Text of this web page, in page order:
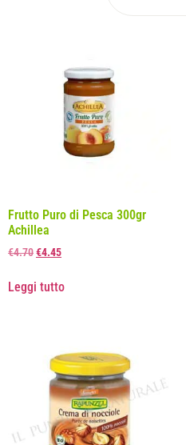
Frutto Puro di Pesca 300gr
Achillea
€4.70€4.45
Leggi tutto